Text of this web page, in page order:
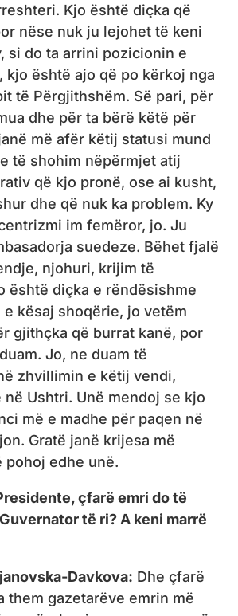
Kjo është diçka që
nëse nuk ju lejohet të keni
si do ta arrini pozicionin e
kjo është ajo që po kërkoj nga
të Përgjithshëm. Së pari, për
dhe për ta bërë këtë për
më afër këtij statusi mund
të shohim nëpërmjet atij
që kjo pronë, ose ai kusht,
dhe që nuk ka problem. Ky
im femëror, jo. Ju
suedeze. Bëhet fjalë
njohuri, krijim të
është diçka e rëndësishme
kësaj shoqërie, jo vetëm
gjithçka që burrat kanë, por
Jo, ne duam të
zhvillimin e këtij vendi,
Ushtri. Unë mendoj se kjo
më e madhe për paqen në
Gratë janë krijesa më
pohoj edhe unë.
çfarë emri do të
të ri? A keni marrë
Davkova: Dhe çfarë
them gazetarëve emrin më